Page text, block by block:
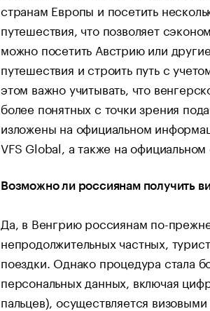
странам Европы и посетить
путешествия, что позволяет
можно посетить Австрию или
путешествия и строить путь с
этом важно учитывать, что
более понятных с точки зрения
изложены на официальном
VFS Global, а также на официальном
Возможно ли россиянам получить
Да, в Венгрию россиянам по-
непродолжительных частных,
поездки. Однако процедура стала
персональных данных, включая
пальцев), осуществляется